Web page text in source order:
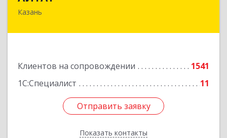
Казань
Клиентов на сопровождении
1541
1С:Специалист
11
Отправить заявку
Показать контакты
Подробнее
Отправить заявку
Назад